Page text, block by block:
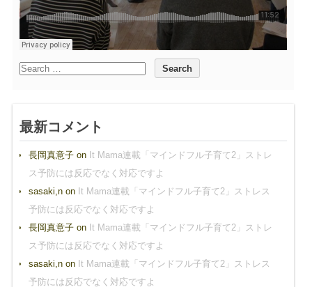
最新コメント
長岡真意子on It Mama連載「マインドフル子育て2」ストレ
ス予防には反応でなく対応ですよ
sasaki,non It Mama連載「マインドフル子育て2」ストレス
予防には反応でなく対応ですよ
長岡真意子on It Mama連載「マインドフル子育て2」ストレ
ス予防には反応でなく対応ですよ
sasaki,non It Mama連載「マインドフル子育て2」ストレス
予防には反応でなく対応ですよ